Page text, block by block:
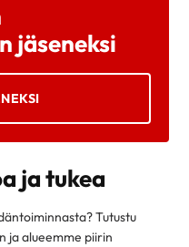
jäseneksi
ja tukea
Tutustu
ja alueemme piirin